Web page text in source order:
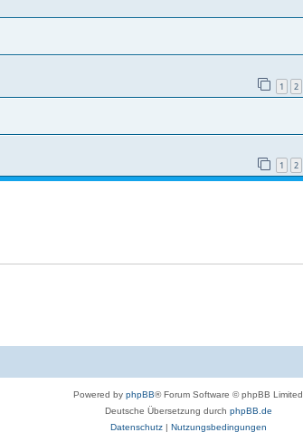
1 2
1 2
Powered by phpBB® Forum Software © phpBB Limited
Deutsche Übersetzung durch phpBB.de
Datenschutz| Nutzungsbedingungen